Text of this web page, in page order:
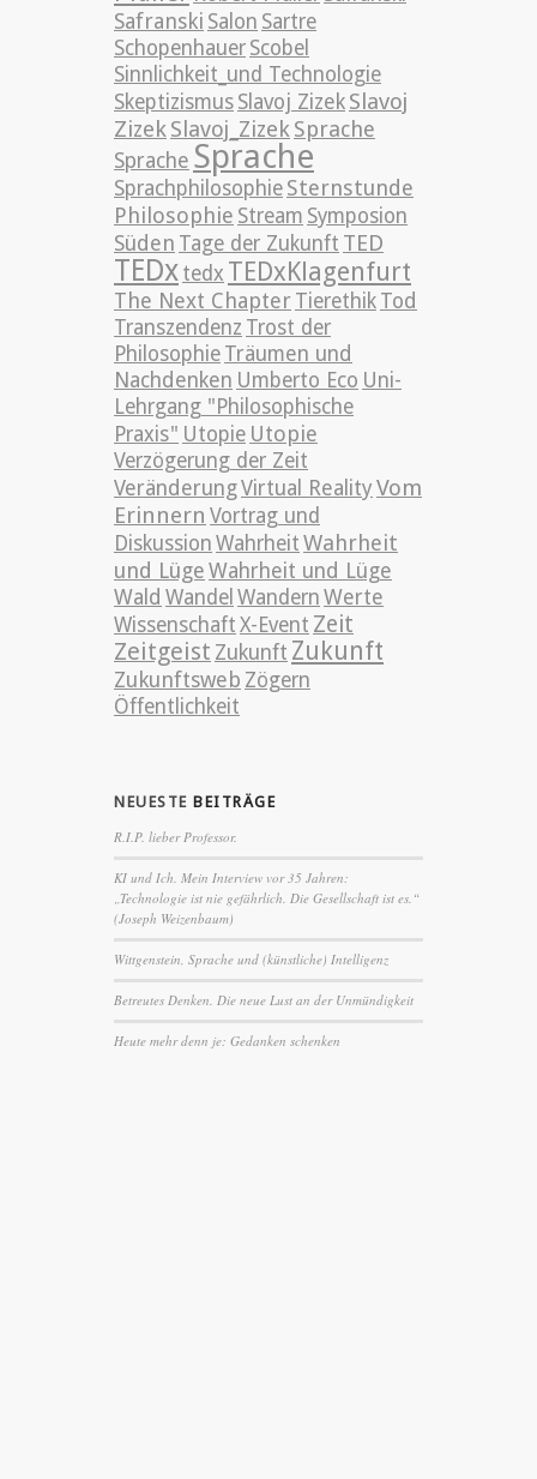
Safranski Salon Sartre
Schopenhauer Scobel
Sinnlichkeit_und Technologie
Skeptizismus Slavoj Zizek Slavoj
ZizekSlavoj_Zizek Sprache
Sprache Sprache
Sprachphilosophie Sternstunde
Philosophie Stream Symposion
Süden Tage der Zukunft TED
TEDx tedx TEDxKlagenfurt
The Next Chapter Tierethik Tod
Transzendenz Trost der
Philosophie Träumen und
Nachdenken Umberto Eco Uni-
Lehrgang "Philosophische
Praxis" Utopie Utopie
Verzögerung der Zeit
VeränderungVirtual Reality Vom
Erinnern Vortrag und
Diskussion Wahrheit Wahrheit
und Lüge Wahrheit und Lüge
Wald Wandel Wandern Werte
Wissenschaft X-Event Zeit
Zeitgeist Zukunft Zukunft
Zukunftsweb Zögern
Öffentlichkeit
NEUESTE BEITRÄGE
R.I.P. lieber Professor.
KI und Ich. Mein Interview vor 35 Jahren:
„Technologie ist nie gefährlich. Die Gesellschaft ist es.“
(Joseph Weizenbaum)
Wittgenstein, Sprache und (künstliche) Intelligenz
Betreutes Denken. Die neue Lust an der Unmündigkeit
Heute mehr denn je: Gedanken schenken